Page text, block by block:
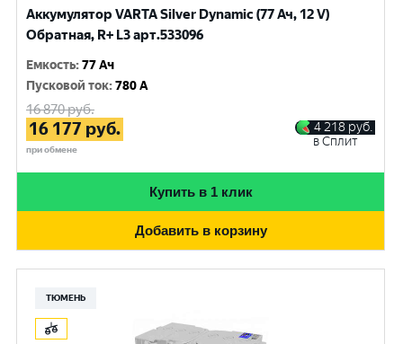
Аккумулятор VARTA Silver Dynamic (77 Ач, 12 V)
Обратная, R+ L3 арт.533096
Емкость:77 Ач
Пусковой ток:780 A
16 870руб.
16 177 руб.
при обмене
4 218 руб.
в Сплит
Купить в 1 клик
Добавить в корзину
ТЮМЕНЬ